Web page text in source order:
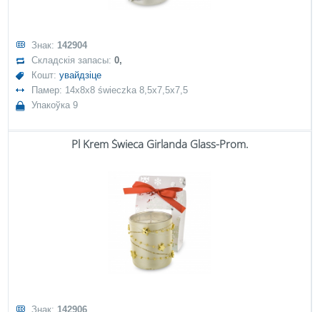
Знак: 142904
Складскія запасы:0,
Кошт:увайдзіце
Памер: 14x8x8 świeczka 8,5x7,5x7,5
Упакоўка 9
Pl Krem Świeca Girlanda Glass-Prom.
Знак: 142906